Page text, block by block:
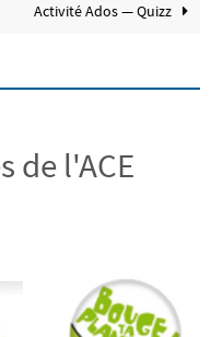
Activité Ados — Quizz
de l'ACE